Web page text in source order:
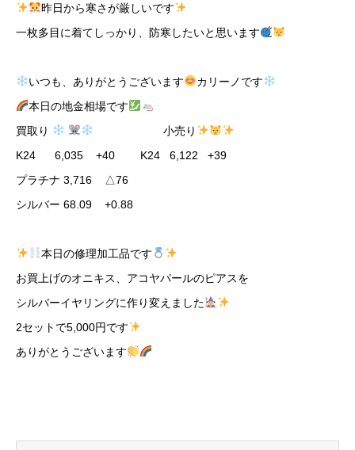
昨日から寒さが厳しいです
一枚多目に着てしっかり、防寒したいと思います
いつも、ありがとうございます
カリーノです
本日の地金相場です
買取り
小売り
K24 6,035 +40 K24 6,122 +39
プラチナ 3,716 △76
シルバー 68.09 +0.88
本日の修理加工品です
お買上げのオニキス、アコヤパールのピアスを
シルバーイヤリングに作り変えました
2セットで5,000円です
ありがとうございます